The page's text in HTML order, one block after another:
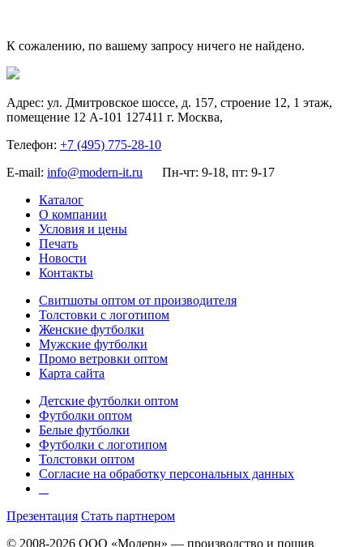
К сожалению, по вашему запросу ничего не найдено.
Адрес: ул. Дмитровское шоссе, д. 157, строение 12, 1 этаж,
помещение 12 А-101 127411 г. Москва,
Телефон: +7 (495) 775-28-10
E-mail: info@modern-it.ru
Пн-чт: 9-18, пт: 9-17
Каталог
О компании
Условия и цены
Печать
Новости
Контакты
Свитшоты оптом от производителя
Толстовки с логотипом
Женские футболки
Мужские футболки
Промо ветровки оптом
Карта сайта
Детские футболки оптом
Футболки оптом
Белые футболки
Футболки с логотипом
Толстовки оптом
Согласие на обработку персональных данных
Презентация Стать партнером
© 2008-2026 ООО «Модерн» — производство и пошив